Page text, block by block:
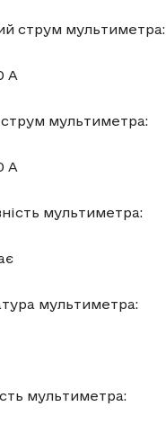
струм мультиметра:
А
мультиметра:
А
мультиметра:
мультиметра:
мультиметра: